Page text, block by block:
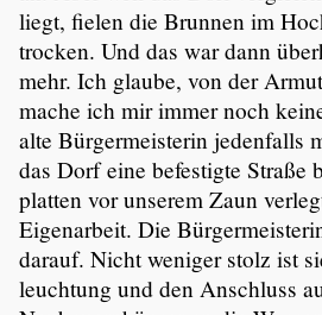
liegt, fielen die Brunnen im
trocken. Und das war dann
mehr. Ich glaube, von der
mache ich mir immer noch
alte Bürger­meis­terin jeden­falls
das Dorf eine befes­tigte
platten vor unserem Zaun
Eigen­ar­beit. Die
darauf. Nicht weniger stolz ist
leuch­tung und den Anschluss